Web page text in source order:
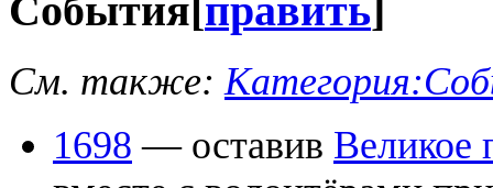
События править
См. также:
1698 — оставив Великое